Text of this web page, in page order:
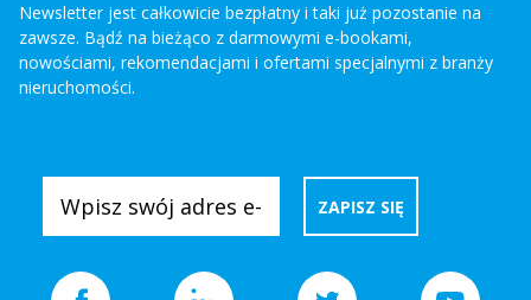
Newsletter jest całkowicie bezpłatny i taki już pozostanie na
zawsze. Bądź na bieżąco z darmowymi e-bookami,
nowościami, rekomendacjami i ofertami specjalnymi z branży
nieruchomości.